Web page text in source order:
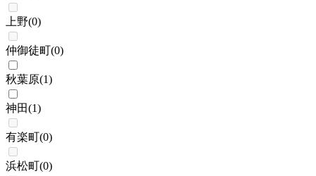
上野(0)
仲御徒町(0)
秋葉原(1)
神田(1)
有楽町(0)
浜松町(0)